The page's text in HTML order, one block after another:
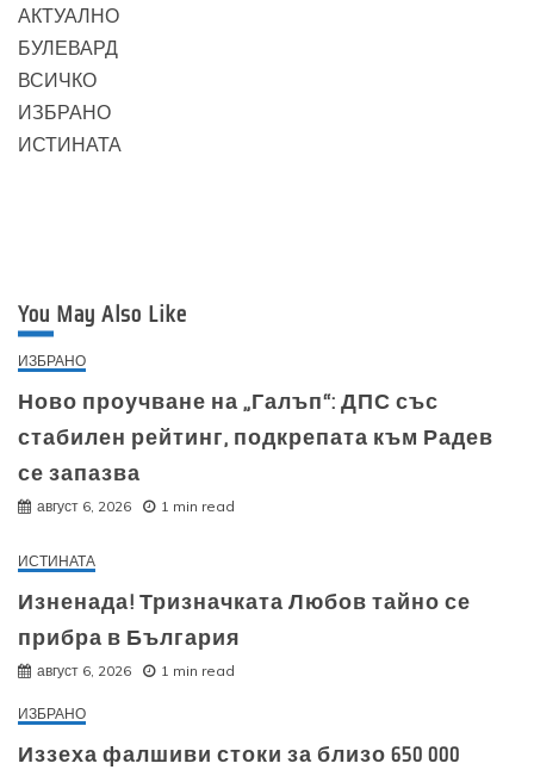
АКТУАЛНО
БУЛЕВАРД
ВСИЧКО
ИЗБРАНО
ИСТИНАТА
You May Also Like
ИЗБРАНО
Ново проучване на „Галъп“: ДПС със
стабилен рейтинг, подкрепата към Радев
се запазва
август 6, 2026 1 min read
ИСТИНАТА
Изненада! Тризначката Любов тайно се
прибра в България
август 6, 2026 1 min read
ИЗБРАНО
Иззеха фалшиви стоки за близо 650 000